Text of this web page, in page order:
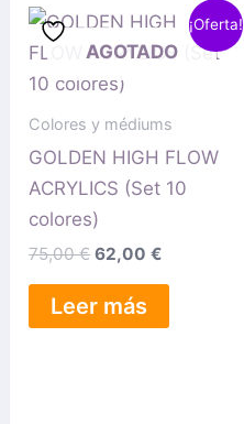
¡Oferta!
AGOTADO
Colores y médiums
GOLDEN HIGH FLOW
ACRYLICS (Set 10
colores)
75,00€
El
original
era:
75,00 €.
62,00€
El
precio
actual
Leer más